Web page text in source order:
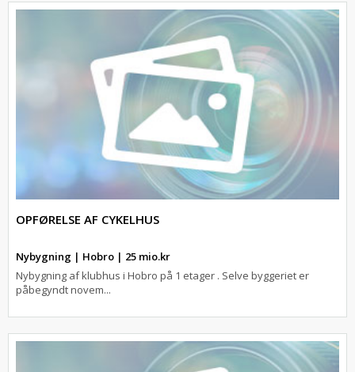
OPFØRELSE AF CYKELHUS
Nybygning | Hobro | 25 mio.kr
Nybygning af klubhus i Hobro på 1 etager . Selve byggeriet er
påbegyndt novem...